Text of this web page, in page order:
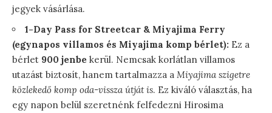
jegyek vásárlása.
1-Day Pass for Streetcar & Miyajima Ferry
(egynapos villamos és Miyajima komp bérlet): Ez a
bérlet 900 jenbe kerül. Nemcsak korlátlan villamos
utazást biztosít, hanem tartalmazza a Miyajima szigetre
közlekedő komp oda-vissza útját is. Ez kiváló választás, ha
egy napon belül szeretnénk felfedezni Hirosima